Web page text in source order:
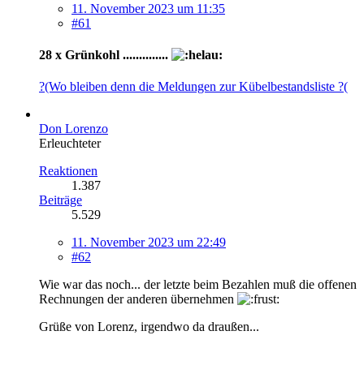
11. November 2023 um 11:35
#61
28 x Grünkohl ..............
?(Wo bleiben denn die Meldungen zur Kübelbestandsliste ?(
Don Lorenzo
Erleuchteter
Reaktionen
1.387
Beiträge
5.529
11. November 2023 um 22:49
#62
Wie war das noch... der letzte beim Bezahlen muß die offenen
Rechnungen der anderen übernehmen
Grüße von Lorenz, irgendwo da draußen...